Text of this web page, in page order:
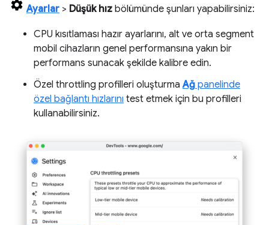
Ayarlar > Düşük hız bölümünde şunları yapabilirsiniz:
CPU kısıtlaması hazır ayarlarını, alt ve orta segment
mobil cihazların genel performansına yakın bir
performans sunacak şekilde kalibre edin.
Özel throttling profilleri oluşturmaAğ panelinde
özel bağlantı hızlarını test etmek için bu profilleri
kullanabilirsiniz.